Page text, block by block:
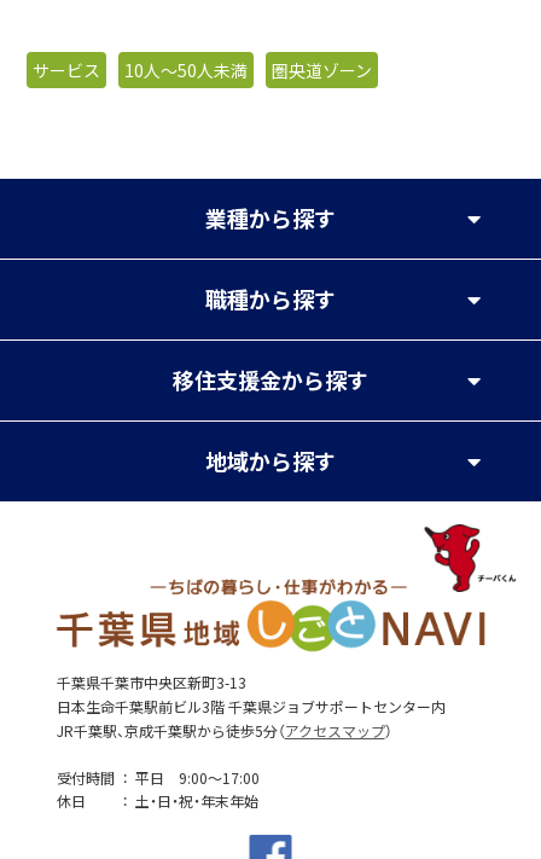
サービス 10人〜50人未満 圏央道ゾーン
業種から探す
職種から探す
移住支援金から探す
地域から探す
千葉県千葉市中央区新町3-13
日本生命千葉駅前ビル3階 千葉県ジョブサポートセンター内
JR千葉駅、京成千葉駅から徒歩5分（アクセスマップ）
受付時間
平日 9:00～17:00
休日
土・日・祝・年末年始